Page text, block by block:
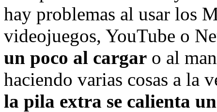
hay problemas al usar los
videojuegos, YouTube o
un poco al cargar o al
haciendo varias cosas a la
la pila extra se calienta